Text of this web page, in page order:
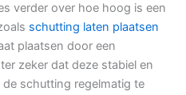
verder over hoe hoog is een
schutting laten plaatsen
plaatsen door een
zeker dat deze stabiel en
schutting regelmatig te